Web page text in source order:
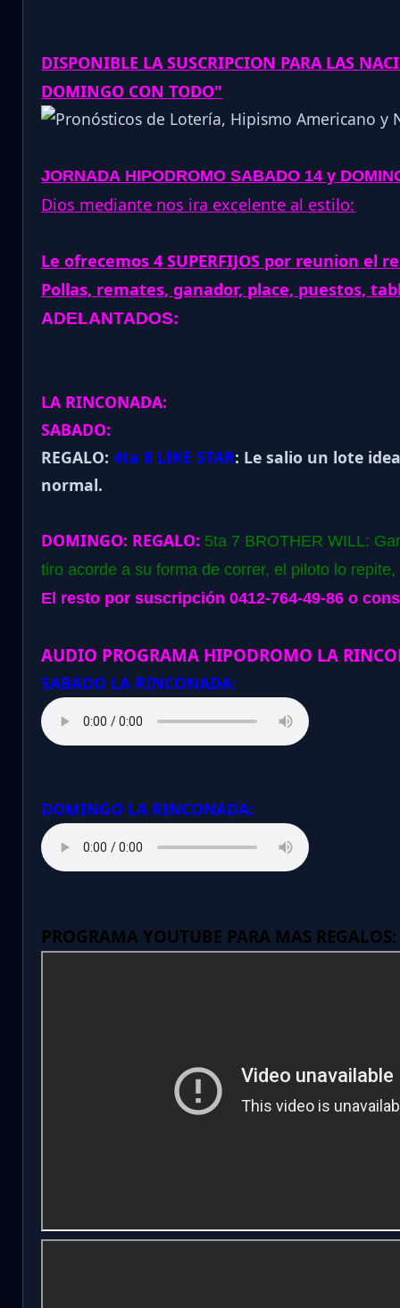
DISPONIBLE LA SUSCRIPCION PARA LAS
DOMINGO CON TODO"
JORNADA HIPODROMO SABADO 14 y
Dios mediante nos ira excelente al estilo:
Le ofrecemos 4 SUPERFIJOS por reunion el
Pollas, remates, ganador, place, puestos,
ADELANTADOS:
LA RINCONADA:
SABADO:
REGALO: 4ta 8 LIKE STAR: Le salio un lote
normal.
DOMINGO: REGALO: 5ta 7 BROTHER WILL:
tiro acorde a su forma de correr, el piloto lo
El resto por suscripción 0412-764-49-86 o
AUDIO PROGRAMA HIPODROMO LA
SABADO LA RINCONADA:
DOMINGO LA RINCONADA:
PROGRAMA YOUTUBE PARA MAS REGALOS: